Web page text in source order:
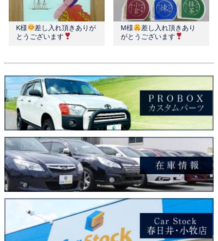
K様
差し入れ頂きありが
とうございます
M様
差し入れ頂きあり
がとうございます